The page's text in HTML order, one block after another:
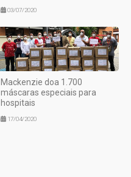
03/07/2020
Mackenzie doa 1.700
máscaras especiais para
hospitais
17/04/2020